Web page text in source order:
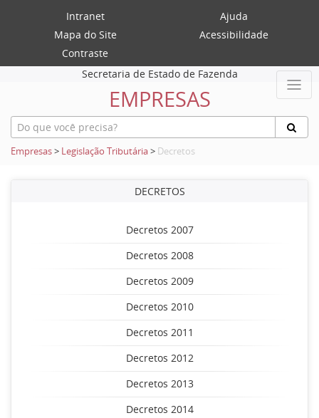
Intranet
Ajuda
Mapa do Site
Acessibilidade
Contraste
Secretaria de Estado de Fazenda
EMPRESAS
Empresas> Legislação Tributária> Decretos
DECRETOS
Decretos 2007
Decretos 2008
Decretos 2009
Decretos 2010
Decretos 2011
Decretos 2012
Decretos 2013
Decretos 2014